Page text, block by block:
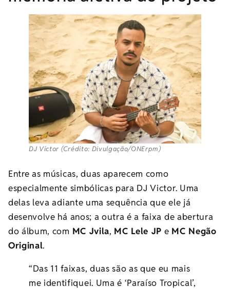
DJ Victor (Crédito: Divulgação/ONErpm)
Entre as músicas, duas aparecem como
especialmente simbólicas para DJ Victor. Uma
delas leva adiante uma sequência que ele já
desenvolve há anos; a outra é a faixa de abertura
do álbum, com MC Jvila, MC Lele JP e MC Negão
Original.
“Das 11 faixas, duas são as que eu mais
me identifiquei. Uma é ‘Paraíso Tropical’,